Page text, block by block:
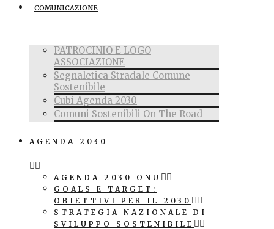
COMUNICAZIONE
PATROCINIO E LOGO
ASSOCIAZIONE
Segnaletica Stradale Comune
Sostenibile
Cubi Agenda 2030
Comuni Sostenibili On The Road
AGENDA 2030
AGENDA 2030 ONU
GOALS E TARGET:
OBIETTIVI PER IL 2030
STRATEGIA NAZIONALE DI
SVILUPPO SOSTENIBILE